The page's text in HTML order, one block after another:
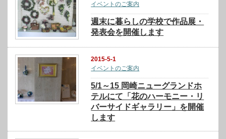
イベントのご案内
週末に暮らしの学校で作品展・
発表会を開催します
2015-5-1
イベントのご案内
5/1～15 岡崎ニューグランドホ
テルにて「花のハーモニー・リ
バーサイドギャラリー」を開催
します